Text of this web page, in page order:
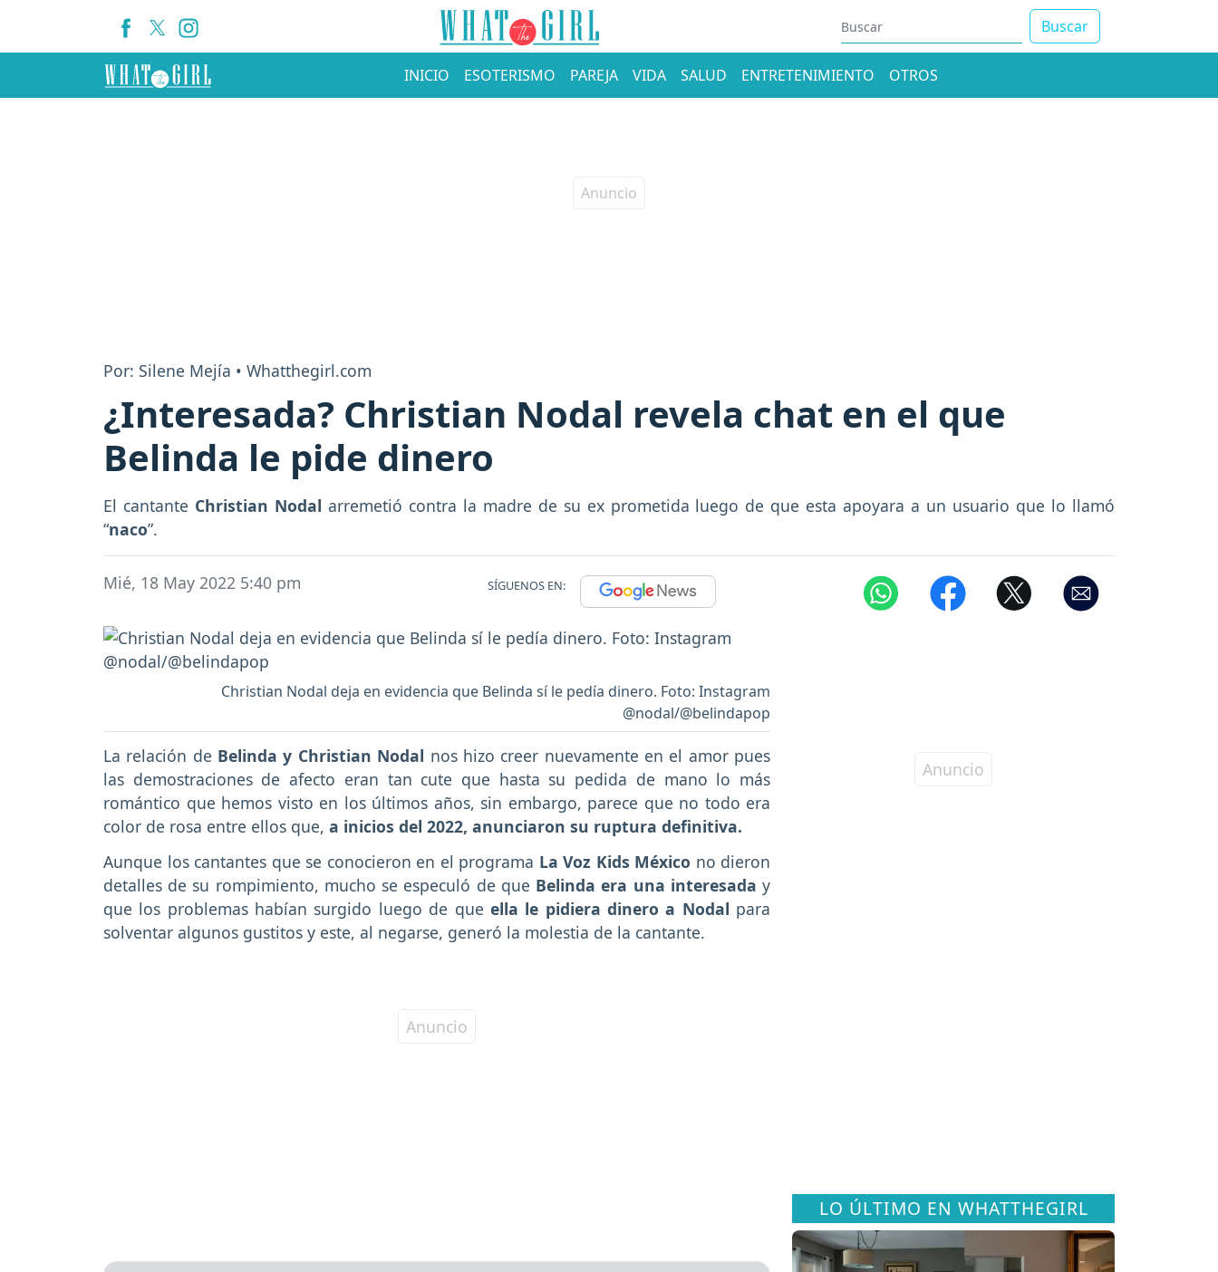
Buscar
INICIO ESOTERISMO PAREJA VIDA SALUD ENTRETENIMIENTO OTROS
Por: Silene Mejía • Whatthegirl.com
¿Interesada? Christian Nodal revela chat en el que
Belinda le pide dinero
El cantante Christian Nodal arremetió contra la madre de su ex prometida luego de que esta apoyara a un usuario que lo llamó
“naco”.
Mié, 18 May 2022 5:40 pm SÍGUENOS EN:
Christian Nodal deja en evidencia que Belinda sí le pedía dinero. Foto: Instagram
@nodal/@belindapop
La relación de Belinda y Christian Nodal nos hizo creer nuevamente en el amor pues
las demostraciones de afecto eran tan cute que hasta su pedida de mano lo más
romántico que hemos visto en los últimos años, sin embargo, parece que no todo era
color de rosa entre ellos que, a inicios del 2022, anunciaron su ruptura definitiva.
Aunque los cantantes que se conocieron en el programa La Voz Kids México no dieron
detalles de su rompimiento, mucho se especuló de que Belinda era una interesaday
que los problemas habían surgido luego de que ella le pidiera dinero a Nodal para
solventar algunos gustitos y este, al negarse, generó la molestia de la cantante.
LO ÚLTIMO EN WHATTHEGIRL